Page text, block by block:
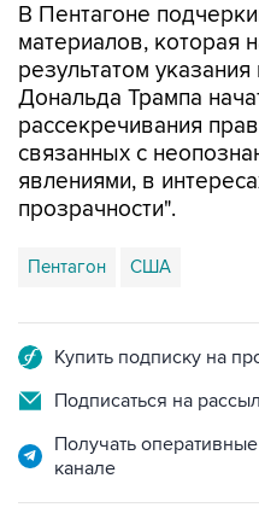
В Пентагоне
материалов, которая
результатом
Дональда Трампа
рассекречивания
связанных с
явлениями, в
прозрачности".
Пентагон США
Купить подписку на
Подписаться на
Получать
канале